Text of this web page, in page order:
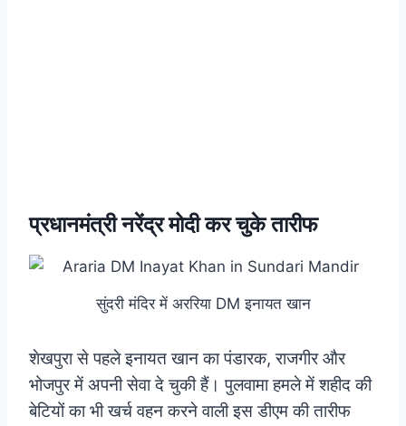
प्रधानमंत्री नरेंद्र मोदी कर चुके तारीफ
सुंदरी मंदिर में अररिया DM इनायत खान
शेखपुरा से पहले इनायत खान का पंडारक, राजगीर और
भोजपुर में अपनी सेवा दे चुकी हैं। पुलवामा हमले में शहीद की
बेटियों का भी खर्च वहन करने वाली इस डीएम की तारीफ